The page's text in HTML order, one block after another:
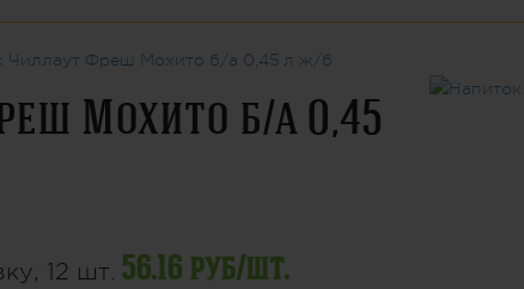
Чиллаут Фреш Мохито б/а 0,45 л ж/б
Мохито б/а 0,45
12 шт. 56.16 руб/шт.